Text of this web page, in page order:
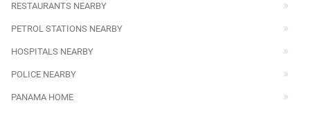
RESTAURANTS NEARBY
PETROL STATIONS NEARBY
HOSPITALS NEARBY
POLICE NEARBY
PANAMA HOME